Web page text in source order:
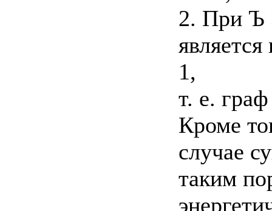
2. При Ъ
1,
т. е.
Кроме
случае
таким